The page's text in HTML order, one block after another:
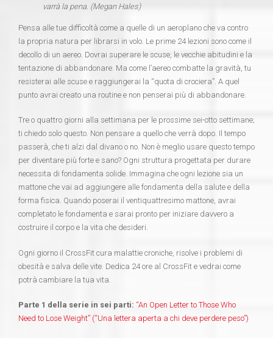
varrà la pena. (Megan Hales)
Pensa alle tue difficoltà come a quelle di un aeroplano che va contro
la propria natura per librarsi in volo. Le prime 24 lezioni sono come il
decollo di un aereo. Dovrai superare le scuse, le vecchie abitudini e la
tentazione di abbandonare. Ma come l’aereo combatte la gravità, tu
resisterai alle scuse e raggiungerai la “quota di crociera”. A quel
punto avrai creato una routine e non penserai più di abbandonare.
Tre o quattro giorni alla settimana per le prossime sei-otto settimane;
ti chiedo solo questo. Non pensare a quello che verrà dopo. Il tempo
passerà, che ti alzi dal divano o no. Non è meglio usare questo tempo
per diventare più forte e sano? Ogni struttura progettata per durare
necessita di fondamenta solide. Immagina che ogni lezione sia un
mattone che vai ad aggiungere alle fondamenta della salute e della
forma fisica. Quando poserai il ventiquattresimo mattone, avrai
completato le fondamenta e sarai pronto per iniziare davvero a
costruire il corpo e la vita che desideri.
Ogni giorno il CrossFit cura malattie croniche, risolve i problemi di
obesità e salva delle vite. Dedica 24 ore al CrossFit e vedrai come
potrà cambiare la tua vita.
Parte 1 della serie in sei parti: “An Open Letter to Those Who
Need to Lose Weight” (“Una lettera aperta a chi deve perdere peso”)